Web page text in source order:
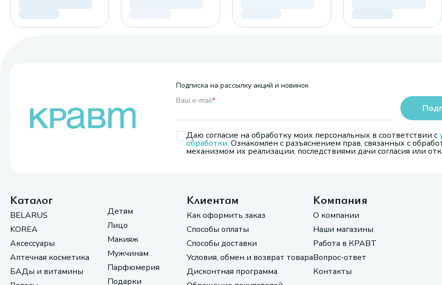
Подписка на рассылку акций и новинок
Ваш e-mail*
Даю согласие на обработку моих персональных в соответствии с
обработки. Ознакомлен с разъяснением прав, связанных с
механизмом их реализации, последствиями дачи согласия или
Каталог
BELARUS
KOREA
Аксессуары
Аптечная косметика
БАДы и витамины
Детям
Лицо
Макияж
Мужчинам
Парфюмерия
Подарки
Клиентам
Как оформить заказ
Способы оплаты
Способы доставки
Условия, обмен и возврат товара
Дисконтная программа
Компания
О компании
Наши магазины
Работа в КРАВТ
Вопрос-ответ
Контакты